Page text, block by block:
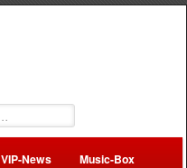
VIP-News Music-Box